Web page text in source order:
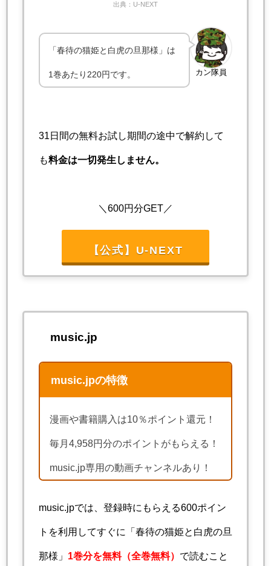
出典：U-NEXT
カン隊員
「春待の猫姫と白虎の旦那様」は
1巻あたり220円です。
31日間の無料お試し期間の途中で解約して
も料金は一切発生しません。
＼600円分GET／
【公式】U-NEXT
music.jp
music.jpの特徴
漫画や書籍購入は10％ポイント還元！
毎月4,958円分のポイントがもらえる！
music.jp専用の動画チャンネルあり！
music.jpでは、登録時にもらえる600ポイン
トを利用してすぐに「春待の猫姫と白虎の旦
那様」 1巻分を無料（全巻無料） で読むこと